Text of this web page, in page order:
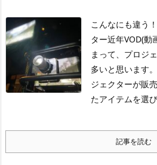
こんなにも違う
ター近年VOD(動
まって、プロジ
多いと思います
ジェクターが販
たアイテムを選
記事を読む